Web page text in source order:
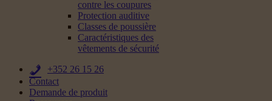
contre les coupures
Protection auditive
Classes de poussière
Caractéristiques des
vêtements de sécurité
+352 26 15 26
Contact
Demande de produit